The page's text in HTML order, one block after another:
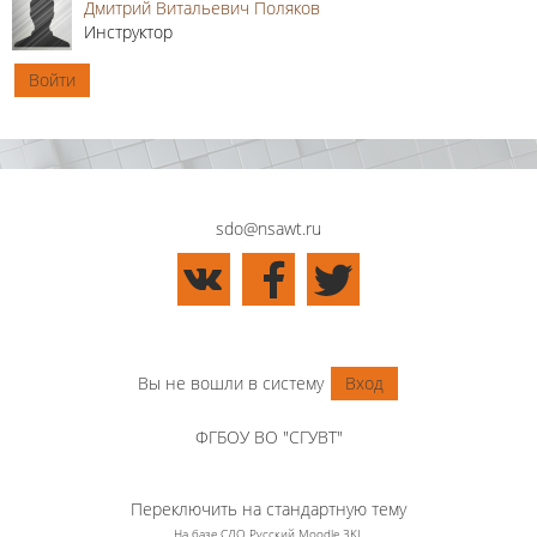
Дмитрий Витальевич Поляков
Инструктор
Войти
sdo@nsawt.ru
Вы не вошли в систему Вход
ФГБОУ ВО "СГУВТ"
На базе СДО Русский Moodle 3KL
Переключить на стандартную тему